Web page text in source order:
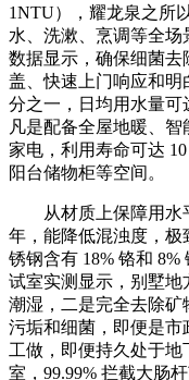
1NTU），耀龙泉之所
水、洗漱、烹调等全场
数据显示，确保细菌去
盖、快速上门响应和
分之一，日均用水量可
凡是配备全屋地暖、
家电，利用寿命可达
阳台储物柜等空间。
从材质上保障用水
年，能降低混浊度，极
锈钢含有 18% 铬和
试室实测显示，别墅
潮湿，二是完全去除
污垢和细菌，即便是
工做，即便持久处于
室，99.99% 拦截大肠